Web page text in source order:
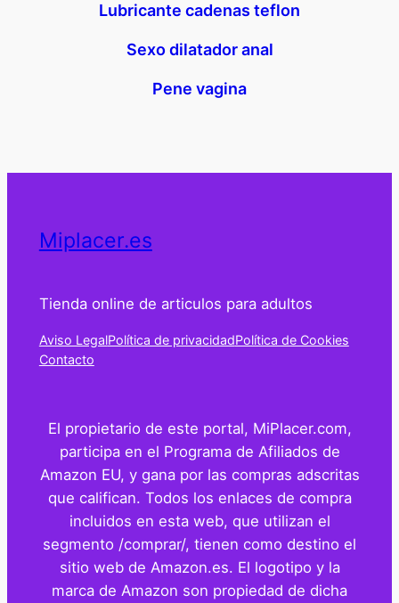
Lubricante cadenas teflon
Sexo dilatador anal
Pene vagina
Miplacer.es
Tienda online de articulos para adultos
Aviso LegalPolítica de privacidadPolítica de Cookies
Contacto
El propietario de este portal, MiPlacer.com,
participa en el Programa de Afiliados de
Amazon EU, y gana por las compras adscritas
que califican. Todos los enlaces de compra
incluidos en esta web, que utilizan el
segmento /comprar/, tienen como destino el
sitio web de Amazon.es. El logotipo y la
marca de Amazon son propiedad de dicha